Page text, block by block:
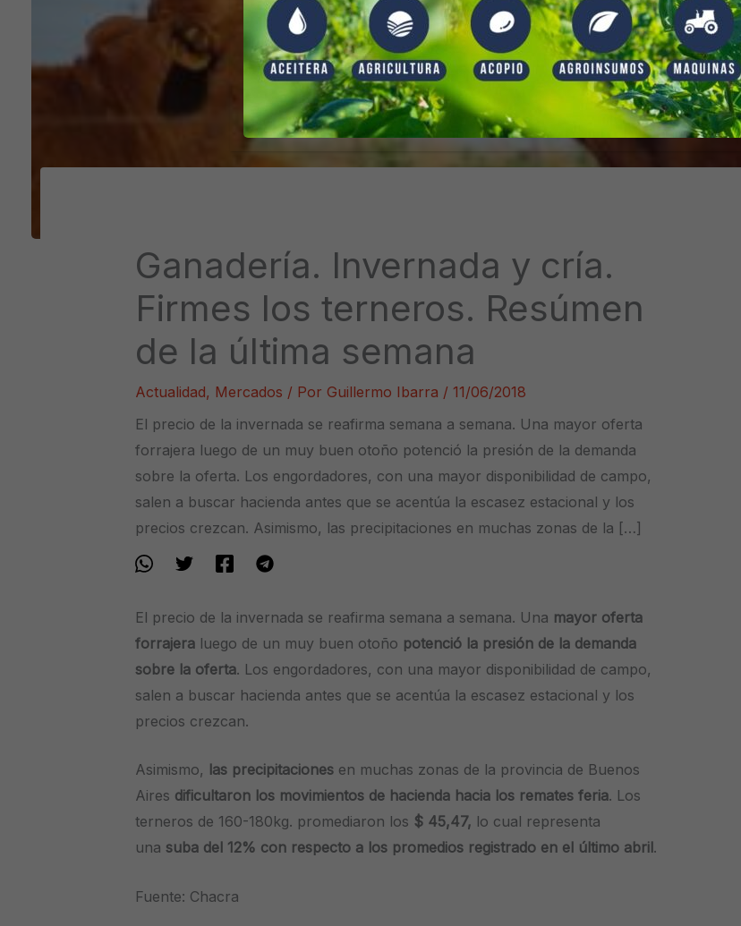
Ganadería. Invernada y cría.
Firmes los terneros. Resúmen
de la última semana
Actualidad, Mercados / Por Guillermo Ibarra /11/06/2018
El precio de la invernada se reafirma semana a semana. Una mayor oferta
forrajera luego de un muy buen otoño potenció la presión de la demanda
sobre la oferta. Los engordadores, con una mayor disponibilidad de campo,
salen a buscar hacienda antes que se acentúa la escasez estacional y los
precios crezcan. Asimismo, las precipitaciones en muchas zonas de la […]
El precio de la invernada se reafirma semana a semana. Una mayor oferta
forrajera luego de un muy buen otoño potenció la presión de la demanda
sobre la oferta. Los engordadores, con una mayor disponibilidad de campo,
salen a buscar hacienda antes que se acentúa la escasez estacional y los
precios crezcan.
Asimismo, las precipitaciones en muchas zonas de la provincia de Buenos
Aires dificultaron los movimientos de hacienda hacia los remates feria. Los
terneros de 160-180kg. promediaron los $ 45,47, lo cual representa
unasuba del 12% con respecto a los promedios registrado en el último abril .
Fuente: Chacra